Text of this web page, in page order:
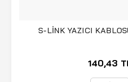
S-LİNK YAZICI
140,43